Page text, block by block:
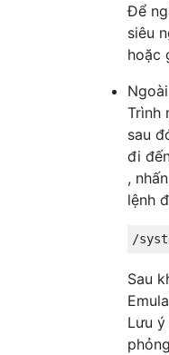
Để
siêu
hoặc
Trình
sau
đi
,
lệnh
Sau
Lưu